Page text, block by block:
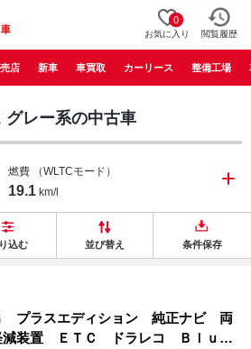
0
お気に入り 閲覧履歴
店 新車 車買取 カーリース 整備工場
グレー系の中古車
燃費 （WLTCモード）
19.1 km/l
込む 並び替え 条件保存
プラスエディション 純正ナビ 両
減装置 ＥＴＣ ドラレコ Ｂｌｕｅ